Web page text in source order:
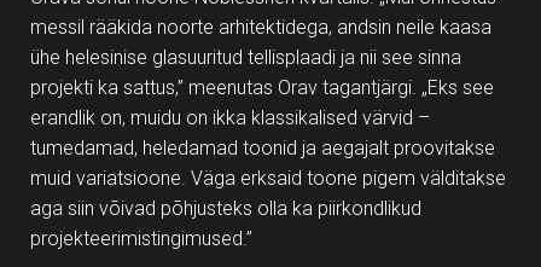
messil rääkida noorte arhitektidega, andsin neile kaasa
ühe helesinise glasuuritud tellisplaadi ja nii see sinna
projekti ka sattus,” meenutas Orav tagantjärgi. „Eks see
erandlik on, muidu on ikka klassikalised värvid –
tumedamad, heledamad toonid ja aegajalt proovitakse
muid variatsioone. Väga erksaid toone pigem välditakse
aga siin võivad põhjusteks olla ka piirkondlikud
projekteerimistingimused.”